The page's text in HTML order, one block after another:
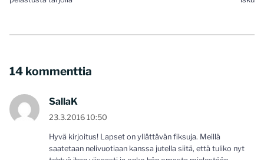
14 kommenttia
SallaK
23.3.2016 10:50
Hyvä kirjoitus! Lapset on yllättävän fiksuja. Meillä
saatetaan nelivuotiaan kanssa jutella siitä, että tuliko nyt